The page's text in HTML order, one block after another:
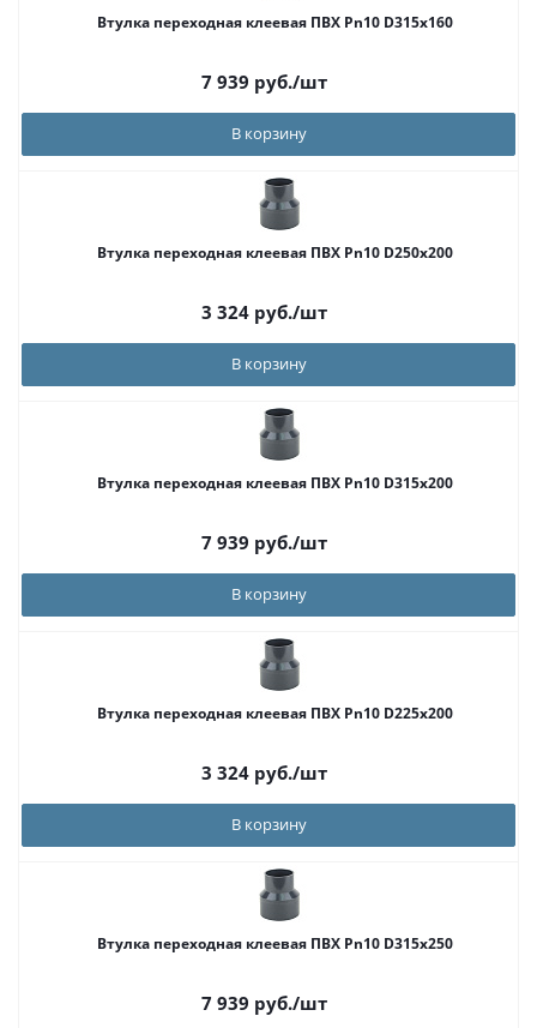
Втулка переходная клеевая ПВХ Pn10 D315x160
7 939 руб./шт
В корзину
Втулка переходная клеевая ПВХ Pn10 D250x200
3 324 руб./шт
В корзину
Втулка переходная клеевая ПВХ Pn10 D315x200
7 939 руб./шт
В корзину
Втулка переходная клеевая ПВХ Pn10 D225x200
3 324 руб./шт
В корзину
Втулка переходная клеевая ПВХ Pn10 D315x250
7 939 руб./шт